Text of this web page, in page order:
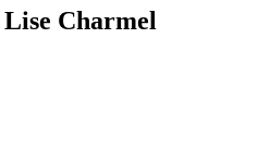
Charmel